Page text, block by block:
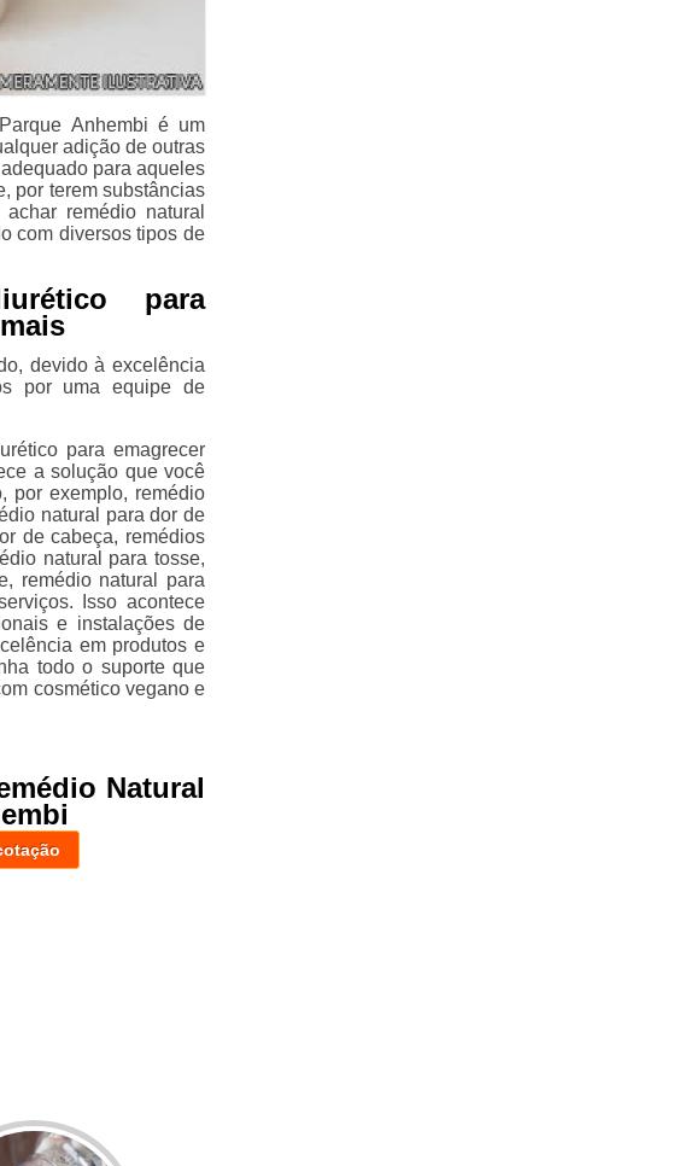
Anhembi é um
adição de outras
para aqueles
por terem substâncias
remédio natural
com diversos tipos de
para
devido à excelência
por uma equipe de
para emagrecer
a solução que você
por exemplo, remédio
natural para dor de
de cabeça, remédios
natural para tosse,
remédio natural para
Isso acontece
e instalações de
em produtos e
todo o suporte que
cosmético vegano e
Natural